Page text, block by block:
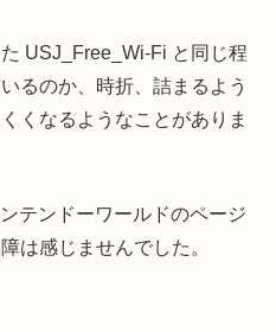
USJ_Free_Wi-Fi と同じ程
るのか、時折、詰まるよう
くなるようなことがありま
テンドーワールドのページ
は感じませんでした。